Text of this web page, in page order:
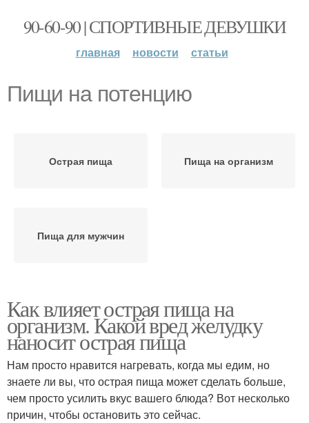
90-60-90 | СПОРТИВНЫЕ ДЕВУШКИ
главная новости статьи
Пищи на потенцию
Острая пища Пища на организм
Пища для мужчин
Как влияет острая пища на
организм. Какой вред желудку
наносит острая пища
Нам просто нравится нагревать, когда мы едим, но
знаете ли вы, что острая пища может сделать больше,
чем просто усилить вкус вашего блюда? Вот несколько
причин, чтобы остановить это сейчас.